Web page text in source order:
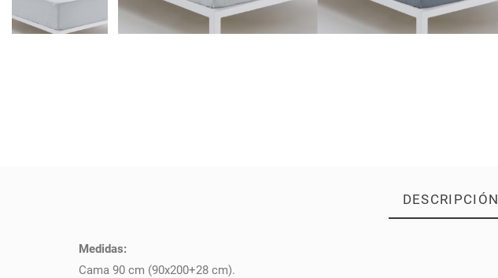
DESCRIPCIÓN
Medidas:
Cama 90 cm (90x200+28 cm).
PULSE AQUÍ PARA DEJAR SU OPINIÓN